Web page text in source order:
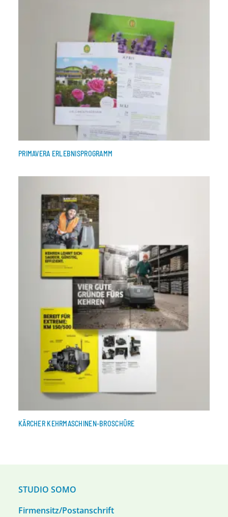
PRIMAVERA ERLEBNIS­PROGRAMM
KÄRCHER KEHRMASCHINEN-BROSCHÜRE
STUDIO SOMO
Firmensitz/Postanschrift